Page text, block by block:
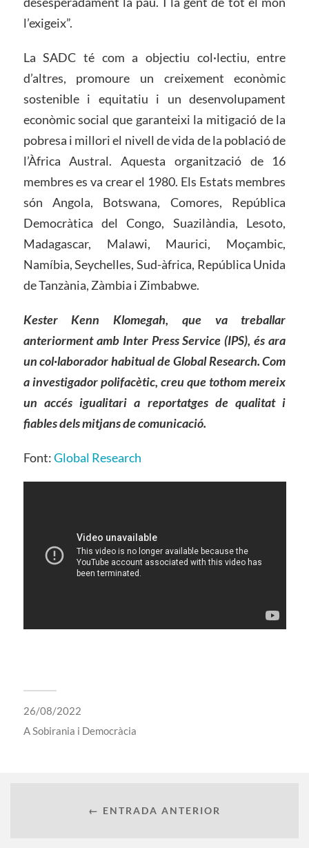
l’exigeix”.
La SADC té com a objectiu col·lectiu, entre
d’altres, promoure un creixement econòmic
sostenible i equitatiu i un desenvolupament
econòmic social que garanteixi la mitigació de la
pobresa i millori el nivell de vida de la població de
l’Àfrica Austral. Aquesta organització de 16
membres es va crear el 1980. Els Estats membres
són Angola, Botswana, Comores, República
Democràtica del Congo, Suazilàndia, Lesoto,
Madagascar, Malawi, Maurici, Moçambic,
Namíbia, Seychelles, Sud-àfrica, República Unida
de Tanzània, Zàmbia i Zimbabwe.
Kester Kenn Klomegah, que va treballar
anteriorment amb Inter Press Service (IPS), és ara
un col·laborador habitual de Global Research. Com
a investigador polifacètic, creu que tothom mereix
un accés igualitari a reportatges de qualitat i
fiables dels mitjans de comunicació.
Font:Global Research
26/08/2022
ASobirania i Democràcia
← ENTRADA ANTERIOR